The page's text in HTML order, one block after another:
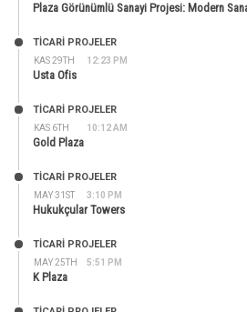
Plaza Görünümlü Sanayi Projesi: Modern
KAS 29TH 12:23 PM
TİCARİ PROJELER
Usta Ofis
KAS 6TH 10:12 AM
TİCARİ PROJELER
Gold Plaza
MAY 31ST 3:10 PM
TİCARİ PROJELER
Hukukçular Towers
MAY 25TH 5:51 PM
TİCARİ PROJELER
K Plaza